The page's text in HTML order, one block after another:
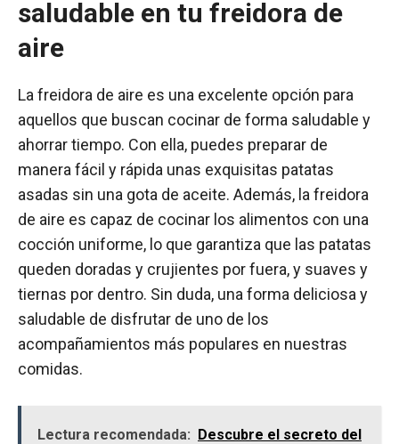
saludable en tu freidora de
aire
La freidora de aire es una excelente opción para
aquellos que buscan cocinar de forma saludable y
ahorrar tiempo. Con ella, puedes preparar de
manera fácil y rápida unas exquisitas patatas
asadas sin una gota de aceite. Además, la freidora
de aire es capaz de cocinar los alimentos con una
cocción uniforme, lo que garantiza que las patatas
queden doradas y crujientes por fuera, y suaves y
tiernas por dentro. Sin duda, una forma deliciosa y
saludable de disfrutar de uno de los
acompañamientos más populares en nuestras
comidas.
Lectura recomendada: Descubre el secreto del